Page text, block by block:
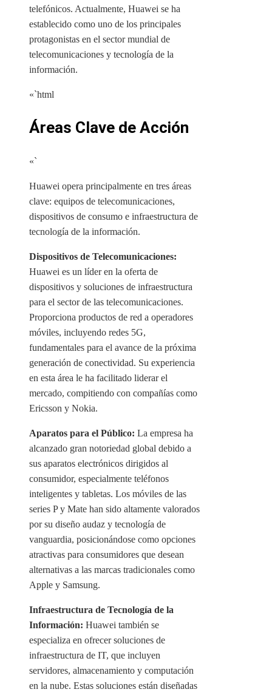
telefónicos. Actualmente, Huawei se ha
establecido como uno de los principales
protagonistas en el sector mundial de
telecomunicaciones y tecnología de la
información.
«`html
Áreas Clave de Acción
«`
Huawei opera principalmente en tres áreas
clave: equipos de telecomunicaciones,
dispositivos de consumo e infraestructura de
tecnología de la información.
Dispositivos de Telecomunicaciones:
Huawei es un líder en la oferta de
dispositivos y soluciones de infraestructura
para el sector de las telecomunicaciones.
Proporciona productos de red a operadores
móviles, incluyendo redes 5G,
fundamentales para el avance de la próxima
generación de conectividad. Su experiencia
en esta área le ha facilitado liderar el
mercado, compitiendo con compañías como
Ericsson y Nokia.
Aparatos para el Público: La empresa ha
alcanzado gran notoriedad global debido a
sus aparatos electrónicos dirigidos al
consumidor, especialmente teléfonos
inteligentes y tabletas. Los móviles de las
series P y Mate han sido altamente valorados
por su diseño audaz y tecnología de
vanguardia, posicionándose como opciones
atractivas para consumidores que desean
alternativas a las marcas tradicionales como
Apple y Samsung.
Infraestructura de Tecnología de la
Información: Huawei también se
especializa en ofrecer soluciones de
infraestructura de IT, que incluyen
servidores, almacenamiento y computación
en la nube. Estas soluciones están diseñadas